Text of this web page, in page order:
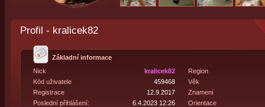
Profil - kralicek82
Základní informace
Nick
kralicek82
Kód uživatele
459468
Registrace
12.9.2017
Poslední přihlášení:
6.4.2023 12:26
Region
Věk
Znamení
Orientace